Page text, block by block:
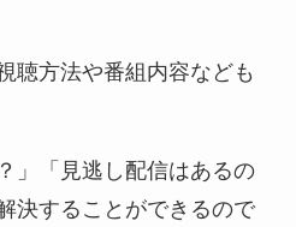
聴方法や番組内容なども
」「見逃し配信はあるの
決することができるので